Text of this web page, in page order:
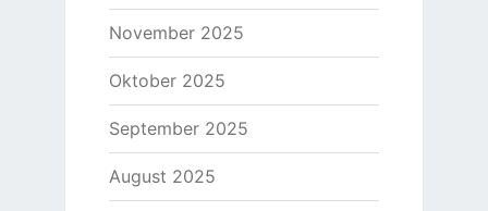
November 2025
Oktober 2025
September 2025
August 2025